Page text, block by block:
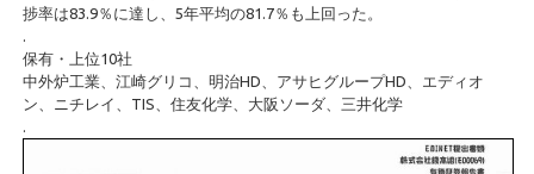
捗率は83.9％に達し、5年平均の81.7％も上回った。
.
保有・上位10社
中外炉工業、江崎グリコ、明治HD、アサヒグループHD、エディオ
ン、ニチレイ、TIS、住友化学、大阪ソーダ、三井化学
.